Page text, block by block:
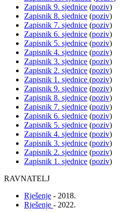
Zapisnik 9. sjednice (poziv)
Zapisnik 8. sjednice (poziv)
Zapisnik 7. sjednice (poziv)
Zapisnik 6. sjednice (poziv)
Zapisnik 5. sjednice (poziv)
Zapisnik 4. sjednice (poziv)
Zapisnik 3. sjednice (poziv)
Zapisnik 2. sjednice (poziv)
Zapisnik 1. sjednice (poziv)
Zapisnik 9. sjednice (poziv)
Zapisnik 8. sjednice (poziv)
Zapisnik 7. sjednice (poziv)
Zapisnik 6. sjednice (poziv)
Zapisnik 5. sjednice (poziv)
Zapisnik 4. sjednice (poziv)
Zapisnik 3. sjednice (poziv)
Zapisnik 2. sjednice (poziv)
Zapisnik 1. sjednice (poziv)
RAVNATELJ
Rješenje - 2018.
Rješenje - 2022.